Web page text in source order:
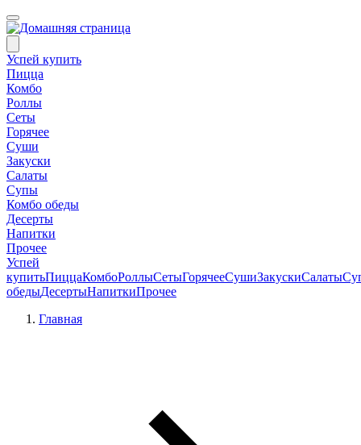
Успей купить
Пицца
Комбо
Роллы
Сеты
Горячее
Суши
Закуски
Салаты
Супы
Комбо обеды
Десерты
Напитки
Прочее
Успей
купитьПиццаКомбоРоллыСетыГорячееСушиЗакускиСалаты
обедыДесертыНапиткиПрочее
Главная